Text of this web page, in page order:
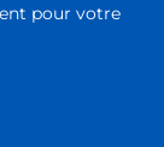
pour votre